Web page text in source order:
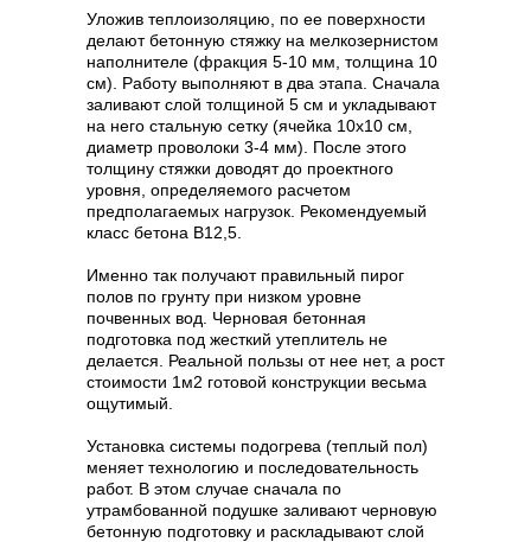
Уложив теплоизоляцию, по ее поверхности
делают бетонную стяжку на мелкозернистом
наполнителе (фракция 5-10 мм, толщина 10
см). Работу выполняют в два этапа. Сначала
заливают слой толщиной 5 см и укладывают
на него стальную сетку (ячейка 10х10 см,
диаметр проволоки 3-4 мм). После этого
толщину стяжки доводят до проектного
уровня, определяемого расчетом
предполагаемых нагрузок. Рекомендуемый
класс бетона В12,5.
Именно так получают правильный пирог
полов по грунту при низком уровне
почвенных вод. Черновая бетонная
подготовка под жесткий утеплитель не
делается. Реальной пользы от нее нет, а рост
стоимости 1м2 готовой конструкции весьма
ощутимый.
Установка системы подогрева (теплый пол)
меняет технологию и последовательность
работ. В этом случае сначала по
утрамбованной подушке заливают черновую
бетонную подготовку и раскладывают слой